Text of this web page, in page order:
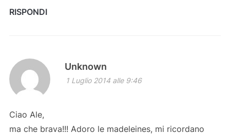
RISPONDI
Unknown
1 Luglio 2014 alle 9:46
Ciao Ale,
ma che brava!!! Adoro le madeleines, mi ricordano